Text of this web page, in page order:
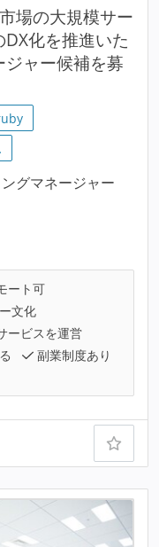
場の大規模サー
化を推進いた
ャー候補を募
グマネージャー
ート可
文化
ービスを運営
副業制度あり